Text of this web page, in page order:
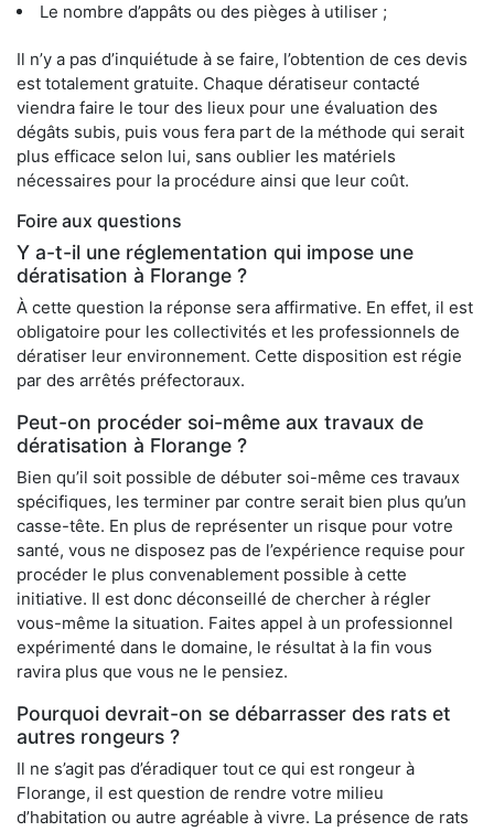
Le nombre d’appâts ou des pièges à utiliser ;
Il n’y a pas d’inquiétude à se faire, l’obtention de ces devis
est totalement gratuite. Chaque dératiseur contacté
viendra faire le tour des lieux pour une évaluation des
dégâts subis, puis vous fera part de la méthode qui serait
plus efficace selon lui, sans oublier les matériels
nécessaires pour la procédure ainsi que leur coût.
Foire aux questions
Y a-t-il une réglementation qui impose une
dératisation à Florange ?
À cette question la réponse sera affirmative. En effet, il est
obligatoire pour les collectivités et les professionnels de
dératiser leur environnement. Cette disposition est régie
par des arrêtés préfectoraux.
Peut-on procéder soi-même aux travaux de
dératisation à Florange ?
Bien qu’il soit possible de débuter soi-même ces travaux
spécifiques, les terminer par contre serait bien plus qu’un
casse-tête. En plus de représenter un risque pour votre
santé, vous ne disposez pas de l’expérience requise pour
procéder le plus convenablement possible à cette
initiative. Il est donc déconseillé de chercher à régler
vous-même la situation. Faites appel à un professionnel
expérimenté dans le domaine, le résultat à la fin vous
ravira plus que vous ne le pensiez.
Pourquoi devrait-on se débarrasser des rats et
autres rongeurs ?
Il ne s’agit pas d’éradiquer tout ce qui est rongeur à
Florange, il est question de rendre votre milieu
d’habitation ou autre agréable à vivre. La présence de rats